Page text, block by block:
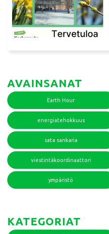
AVAINSANAT
Earth Hour
energiatehokkuus
sata sankaria
viestintäkoordinaattori
ympäristö
KATEGORIAT